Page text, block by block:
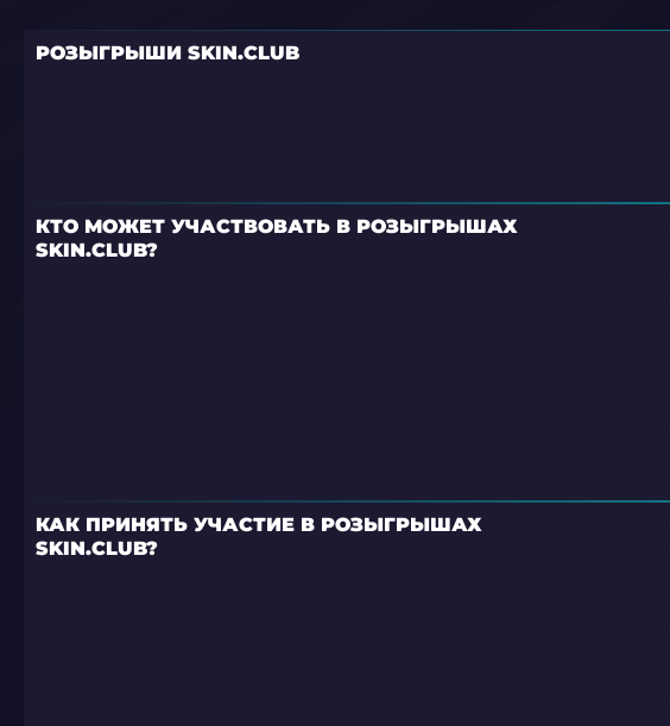
РОЗЫГРЫШИ SKIN.CLUB
КТО МОЖЕТ УЧАСТВОВАТЬ В РОЗЫГРЫШАХ
SKIN.CLUB?
КАК ПРИНЯТЬ УЧАСТИЕ В РОЗЫГРЫШАХ
SKIN.CLUB?